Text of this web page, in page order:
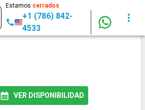
Estamos cerrados
+1 (786) 842-
4533
VER DISPONIBILIDAD